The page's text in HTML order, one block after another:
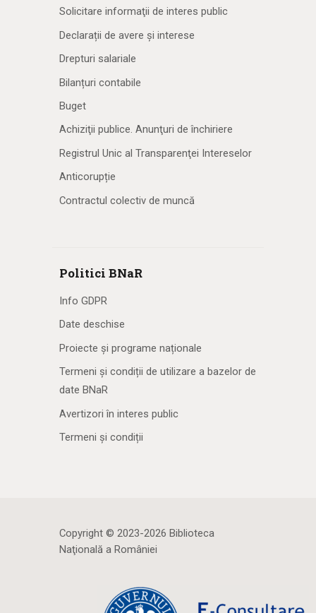
Solicitare informaţii de interes public
Declarații de avere și interese
Drepturi salariale
Bilanțuri contabile
Buget
Achiziţii publice. Anunţuri de închiriere
Registrul Unic al Transparenţei Intereselor
Anticorupție
Contractul colectiv de muncă
Politici BNaR
Info GDPR
Date deschise
Proiecte și programe naționale
Termeni și condiții de utilizare a bazelor de
date BNaR
Avertizori în interes public
Termeni și condiții
Copyright © 2023-2026 Biblioteca
Naţională a României